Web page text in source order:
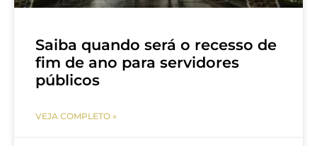
Saiba quando será o recesso de
fim de ano para servidores
públicos
VEJA COMPLETO »